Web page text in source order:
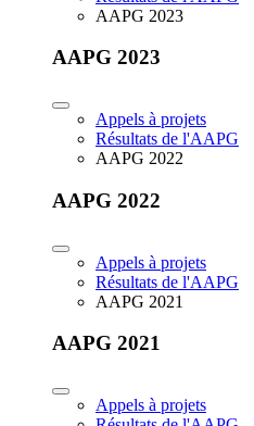
AAPG 2023
AAPG 2023
Appels à projets
Résultats de l'AAPG
AAPG 2022
AAPG 2022
Appels à projets
Résultats de l'AAPG
AAPG 2021
AAPG 2021
Appels à projets